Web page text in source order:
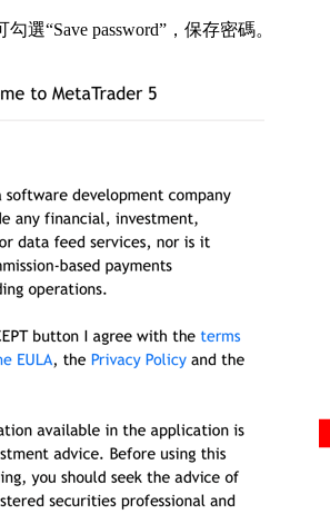
選“Save password”，保存密碼。